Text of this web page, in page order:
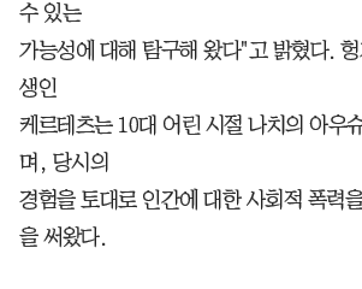
수 있는
가능성에 대해 탐구해 왔다"고 밝혔다.
생인
케르테츠는 10대 어린 시절 나치의 아우
며, 당시의
경험을 토대로 인간에 대한 사회적 폭력
을 써왔다.